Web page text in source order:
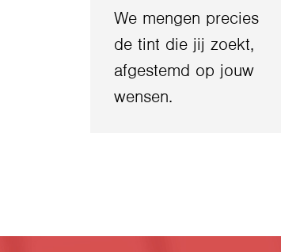
We mengen precies
de tint die jij zoekt,
afgestemd op jouw
wensen.